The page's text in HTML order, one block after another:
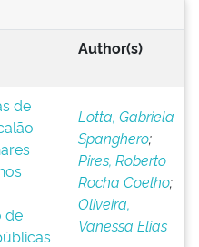
Author(s)
de
de
Lotta, Gabriela
Spanghero;
Pires, Roberto
Rocha Coelho;
Oliveira,
Vanessa Elias